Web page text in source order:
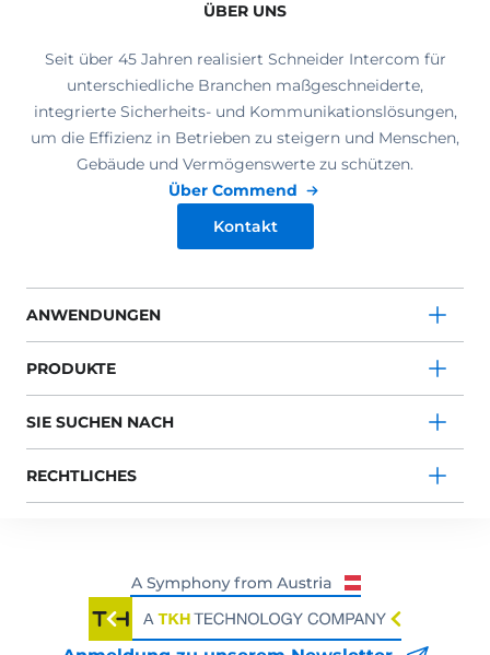
ÜBER UNS
Seit über 45 Jahren realisiert Schneider Intercom für
unterschiedliche Branchen maßgeschneiderte,
integrierte Sicherheits- und Kommunikationslösungen,
um die Effizienz in Betrieben zu steigern und Menschen,
Gebäude und Vermögenswerte zu schützen.
Über Commend
Kontakt
ANWENDUNGEN
PRODUKTE
SIE SUCHEN NACH
RECHTLICHES